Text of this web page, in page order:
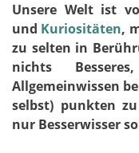
Unsere Welt ist
und Kuriositäten,
zu selten in
nichts
Allgemeinwissen
selbst) punkten
nur Besserwisser